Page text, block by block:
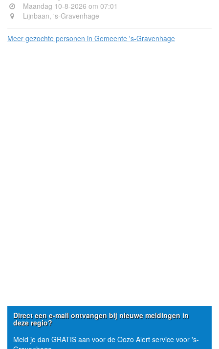
Maandag 10-8-2026 om 07:01
Lijnbaan, 's-Gravenhage
Meer gezochte personen in Gemeente 's-Gravenhage
Direct een e-mail ontvangen bij nieuwe meldingen in
deze regio?
Meld je dan GRATIS aan voor de Oozo Alert service voor 's-